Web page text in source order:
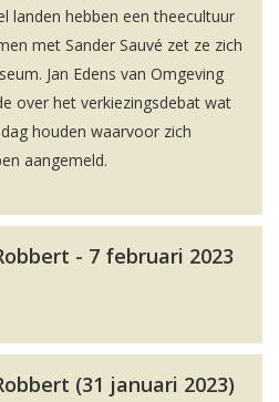
landen hebben een theecultuur
met Sander Sauvé zet ze zich
Jan Edens van Omgeving
over het verkiezingsdebat wat
houden waarvoor zich
aangemeld.
- 7 februari 2023
(31 januari 2023)